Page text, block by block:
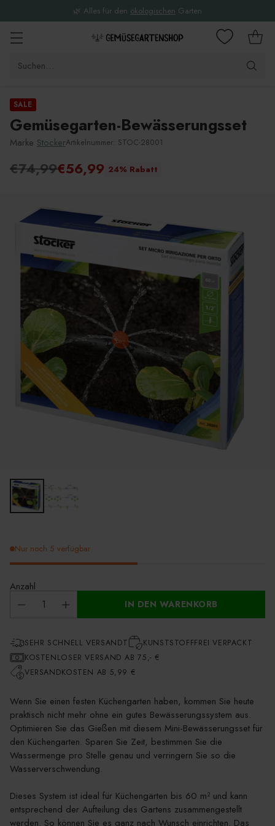
🌿 Alles für den ökologischen Garten
Suchen…
SALE
Gemüsegarten-Bewässerungsset
Marke StockerArtikelnummer: STOC-28001
Unverbindliche
€74,99€56,99 24% Rabatt
Nur noch 5 verfügbar
Anzahl
IN DEN WARENKORB
SEHR SCHNELL VERSANDT
KUNSTSTOFFFREI VERPACKT
KOSTENLOSER VERSAND AB 75,- €
VERSANDKOSTEN AB 5,99 €
Wenn Sie einen festen Küchengarten haben, kommen Sie heute
praktisch nicht mehr ohne ein gutes Bewässerungssystem aus.
Optimieren Sie das Gießen mit diesem Mini-Bewässerungsset für
den Küchengarten. Sparen Sie Zeit, bestimmen Sie die
Wassermenge pro Stelle genau und verringern Sie so die
Wasserverschwendung.
Dieses System ist ideal für Küchengärten bis 60 m² und kann
entsprechend der Aufteilung des Gartens zusammengestellt
werden. So können Sie es ganz nach Wunsch einrichten. Das